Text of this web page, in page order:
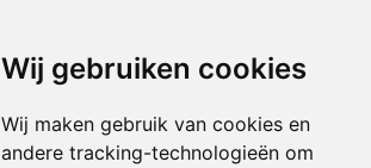
Wij gebruiken cookies
Wij maken gebruik van cookies en
andere tracking-technologieën om